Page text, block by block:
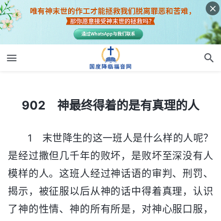
902 神最终得着的是有真理的人
902 神最终得着的是有真理的人
1 末世降生的这一班人是什么样的人呢？
是经过撒但几千年的败坏，是败坏至深没有人
模样的人。这班人经过神话语的审判、刑罚、
揭示，被征服以后从神的话中得着真理，认识
了神的性情、神的所有所是，对神心服口服，